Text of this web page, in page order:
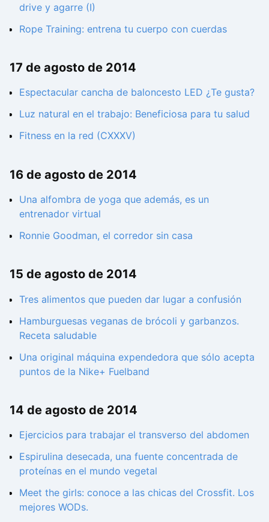
drive y agarre (I)
Rope Training: entrena tu cuerpo con cuerdas
17 de agosto de 2014
Espectacular cancha de baloncesto LED ¿Te gusta?
Luz natural en el trabajo: Beneficiosa para tu salud
Fitness en la red (CXXXV)
16 de agosto de 2014
Una alfombra de yoga que además, es un
entrenador virtual
Ronnie Goodman, el corredor sin casa
15 de agosto de 2014
Tres alimentos que pueden dar lugar a confusión
Hamburguesas veganas de brócoli y garbanzos.
Receta saludable
Una original máquina expendedora que sólo acepta
puntos de la Nike+ Fuelband
14 de agosto de 2014
Ejercicios para trabajar el transverso del abdomen
Espirulina desecada, una fuente concentrada de
proteínas en el mundo vegetal
Meet the girls: conoce a las chicas del Crossfit. Los
mejores WODs.